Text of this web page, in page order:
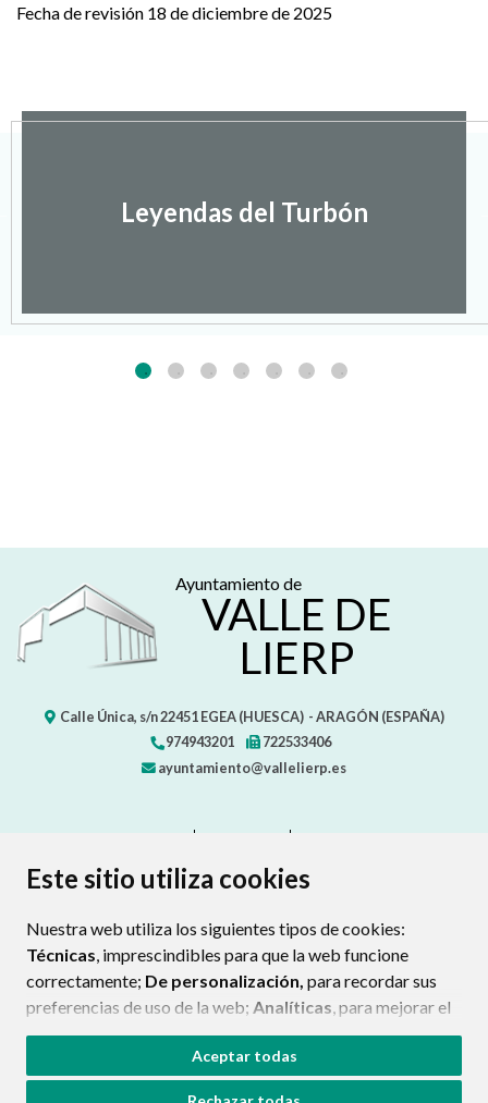
Este sitio utiliza cookies
Nuestra web utiliza los siguientes tipos de cookies:
Técnicas, imprescindibles para que la web funcione
correctamente; De personalización, para recordar sus
preferencias de uso de la web; Analíticas, para mejorar el
funcionamiento de la web y sus servicios.
Si acepta pulsando el botón“Aceptar todas”
Aceptar todas
Fecha de revisión 18 de diciembre de 2025
Leyendas del Turbón
Ayuntamiento de
VALLE DE
LIERP
Calle Única, s/n22451 EGEA (HUESCA) - ARAGÓN (ESPAÑA)
974943201
722533406
ayuntamiento@vallelierp.es
PROTECCIÓN DE DATOS
POLÍTICA DE COOKIES